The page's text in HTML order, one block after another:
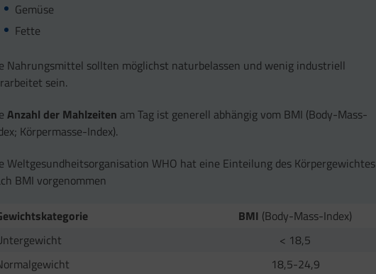
Gemüse
Fette
Nahrungsmittel sollten möglichst naturbelassen und wenig industriell
sein.
Anzahl der Mahlzeiten am Tag ist generell abhängig vom BMI (Body-Mass-
Körpermasse-Index).
Weltgesundheitsorganisation WHO hat eine Einteilung des Körpergewichtes
BMI vorgenommen
BMI (Body-Mass-Index)
< 18,5
18,5-24,9